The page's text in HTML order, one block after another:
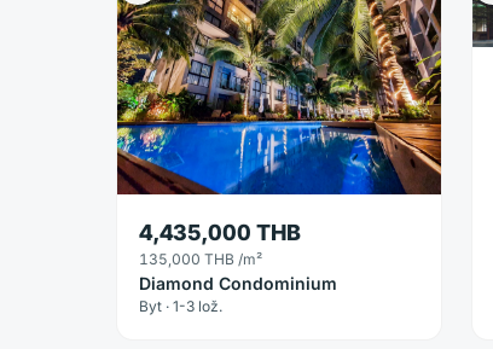
4,435,000 THB
135,000 THB /m²
Diamond Condominium
Byt · 1-3 lož.